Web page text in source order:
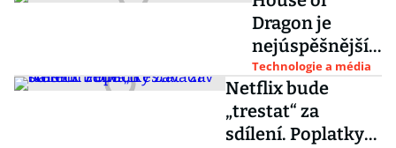
Dragon je
nejúspěšnější
premiéra v
historii HBO.
Platforma se
ale topí v
Technologie a média
Netflix bude
„trestat“ za
sdílení. Poplatky